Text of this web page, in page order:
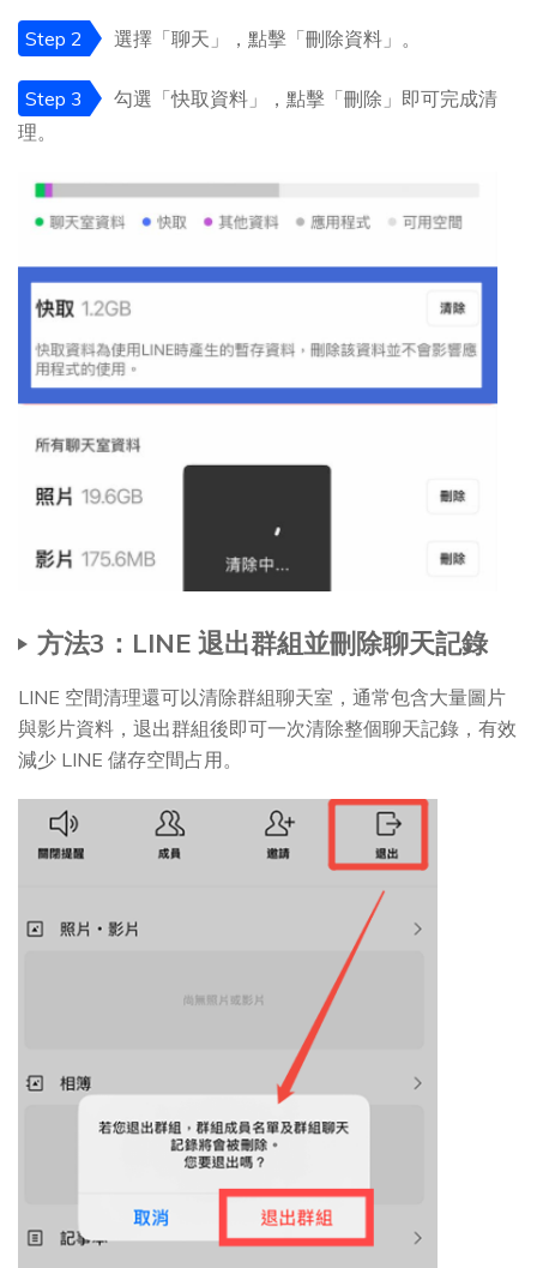
Step 2 選擇「聊天」，點擊「刪除資料」。
Step 3
勾選「快取資料」，點擊「刪除」即可完成清
理。
方法3：LINE 退出群組並刪除聊天記錄
LINE 空間清理還可以清除群組聊天室，通常包含大量圖片
與影片資料，退出群組後即可一次清除整個聊天記錄，有效
減少 LINE 儲存空間占用。